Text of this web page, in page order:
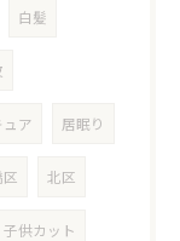
白髪
ア 居眠り
北区
子供カット